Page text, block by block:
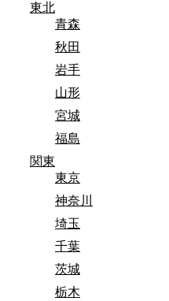
東北
青森
秋田
岩手
山形
宮城
福島
関東
東京
神奈川
埼玉
千葉
茨城
栃木